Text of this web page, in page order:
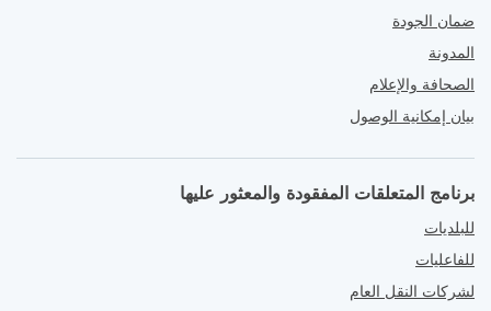
ضمان الجودة
المدونة
الصحافة والإعلام
بيان إمكانية الوصول
برنامج المتعلقات المفقودة والمعثور عليها
للبلديات
للفاعليات
لشركات النقل العام